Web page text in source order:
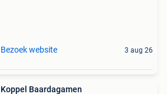
Bezoek website 3 aug 26
Koppel Baardagamen